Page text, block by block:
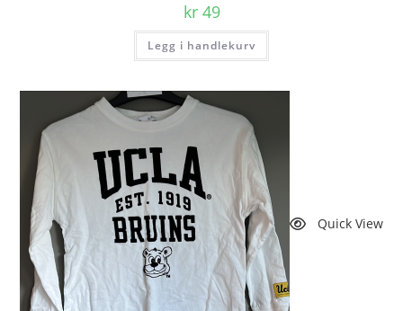
kr49
Legg i handlekurv
Quick View